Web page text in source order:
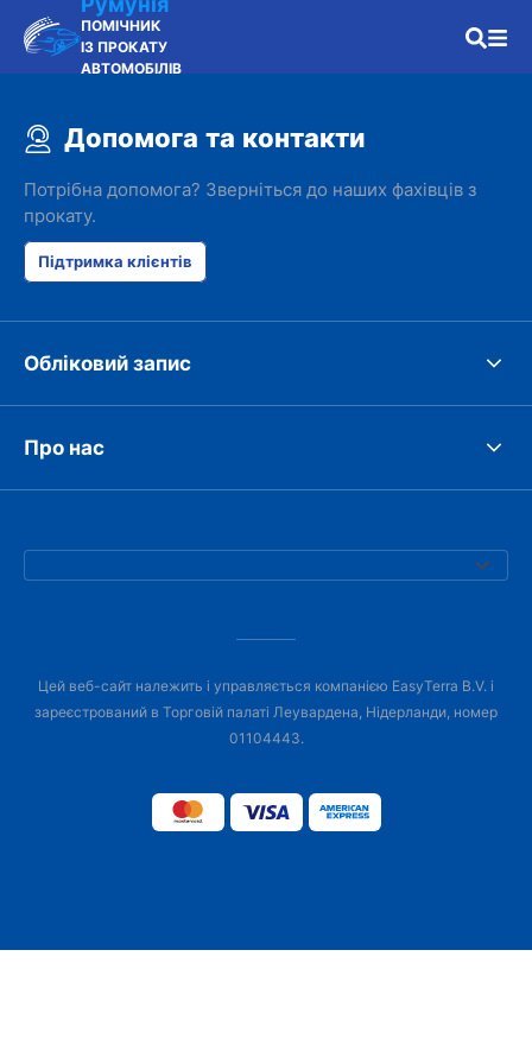
ПОМІЧНИК
ІЗ ПРОКАТУ
АВТОМОБІЛІВ
Допомога та контакти
Потрібна допомога? Зверніться до наших фахівців з
прокату.
Підтримка клієнтів
Обліковий запис
Про нас
Цей веб-сайт належить і управляється компанією EasyTerra B.V. і
зареєстрований в Торговій палаті Леувардена, Нідерланди, номер
01104443.